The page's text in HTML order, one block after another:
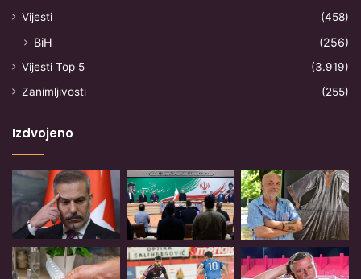
Vijesti
(458)
BiH (256)
Vijesti Top 5
(3.919)
Zanimljivosti
(255)
Izdvojeno